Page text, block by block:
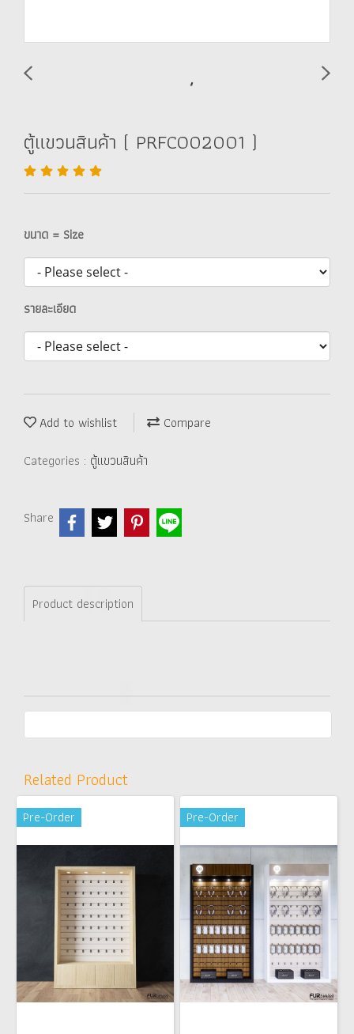
ตู้แขวนสินค้า ( PRFCO02001 )
ขนาด = Size
รายละเอียด
Add to wishlist
Compare
Categories : ตู้แขวนสินค้า
Share
Product description
Related Product
Pre-Order Pre-Order